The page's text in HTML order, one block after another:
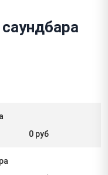
0 руб